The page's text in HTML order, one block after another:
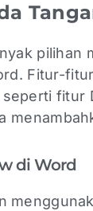
pilihan
Fitur-
di Word